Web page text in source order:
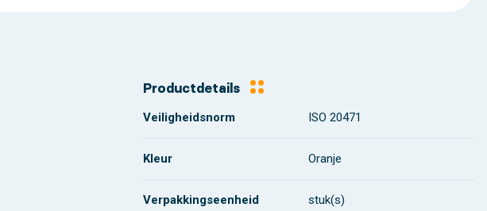
Productdetails
Veiligheidsnorm ISO 20471
Kleur Oranje
Verpakkingseenheid stuk(s)